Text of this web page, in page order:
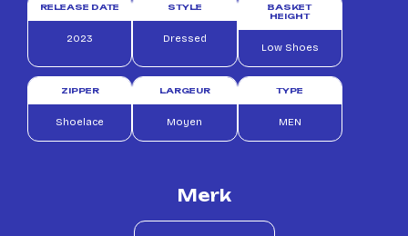
RELEASE DATE
2023
STYLE
Dressed
BASKET
HEIGHT
Low Shoes
ZIPPER
Shoelace
LARGEUR
Moyen
TYPE
MEN
Merk